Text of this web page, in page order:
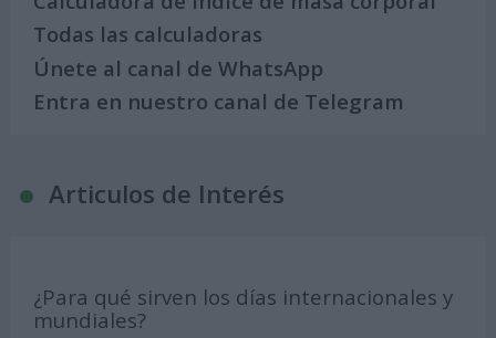
Todas las calculadoras
Únete al canal de WhatsApp
Entra en nuestro canal de Telegram
Articulos de Interés
¿Para qué sirven los días internacionales y
mundiales?